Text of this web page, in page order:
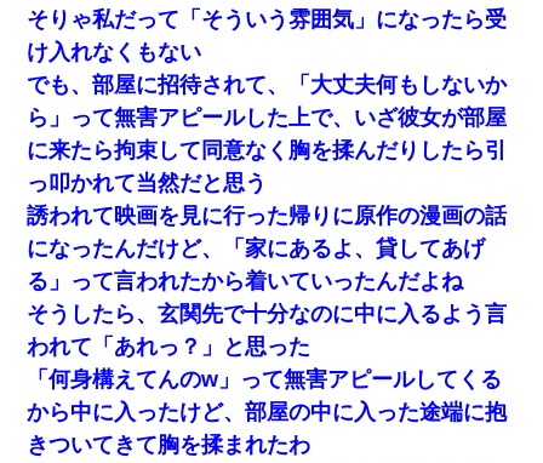
そりゃ私だって「そういう雰囲気」になったら受
け入れなくもない
でも、部屋に招待されて、「大丈夫何もしないか
ら」って無害アピールした上で、いざ彼女が部屋
に来たら拘束して同意なく胸を揉んだりしたら引
っ叩かれて当然だと思う
誘われて映画を見に行った帰りに原作の漫画の話
になったんだけど、「家にあるよ、貸してあげ
る」って言われたから着いていったんだよね
そうしたら、玄関先で十分なのに中に入るよう言
われて「あれっ？」と思った
「何身構えてんのw」って無害アピールしてくる
から中に入ったけど、部屋の中に入った途端に抱
きついてきて胸を揉まれたわ